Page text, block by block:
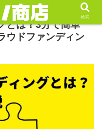
とは？3分で簡単
ウドファンディン
検索